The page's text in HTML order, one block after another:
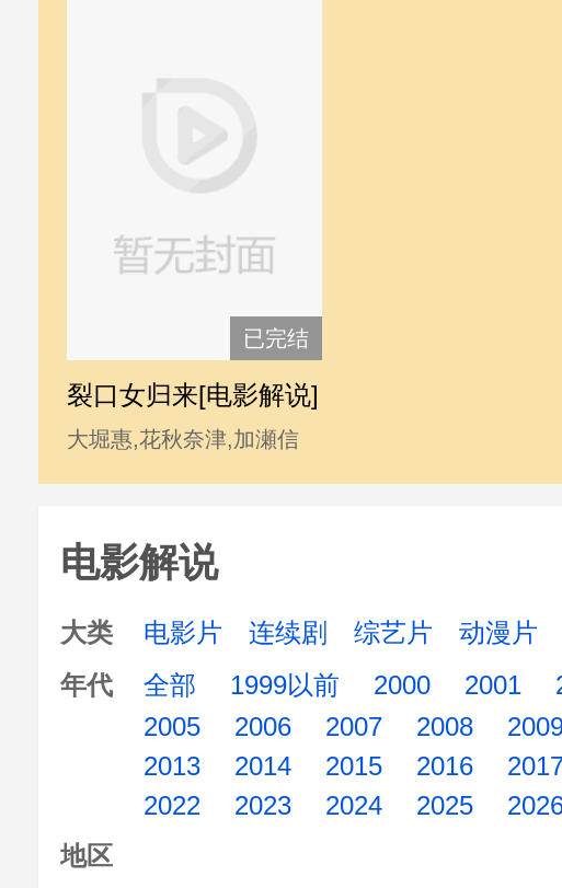
已完结
裂口女归来[电影解说]
大堀惠,花秋奈津,加瀬信
行,里久鸣祐果,山下まみ,
电影解说
大类 电影片 连续剧 综艺片 动漫片
年代
全部 1999以前 2000 2001
2005
2006 2007 2008
2013
2014 2015 2016
2022
2023 2024 2025
地区